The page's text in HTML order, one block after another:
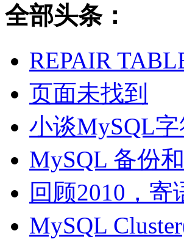
全部头条：
REPAIR
页面未找到
小谈MySQL
MySQL 备份
回顾2010，寄
MySQL